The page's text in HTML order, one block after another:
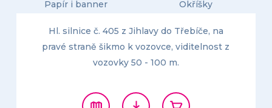
Papír i banner
Okříšky
Hl. silnice č. 405 z Jihlavy do Třebíče, na
pravé straně šikmo k vozovce, viditelnost z
vozovky 50 - 100 m.